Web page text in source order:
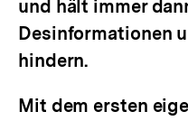
und hält immer
Desinformationen
hindern.
Mit dem ersten